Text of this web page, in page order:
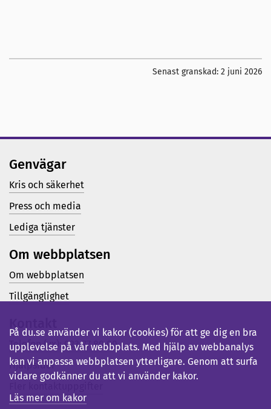
Senast granskad: 2 juni 2026
Genvägar
Kris och säkerhet
Press och media
Lediga tjänster
Om webbplatsen
Om webbplatsen
Tillgänglighet
Kontakt
Telefon (vx): 023-77 80 00
Hjälpsidor
På du.se använder vi kakor (cookies) för att ge dig en bra
upplevelse på vår webbplats. Med hjälp av webbanalys
kan vi anpassa webbplatsen ytterligare. Genom att surfa
vidare godkänner du att vi använder kakor.
Läs mer om kakor